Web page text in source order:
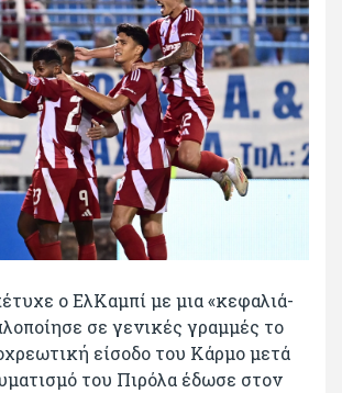
ο ΕλΚαμπί με μια «κεφαλιά-
σε γενικές γραμμές το
είσοδο του Κάρμο μετά
του Πιρόλα έδωσε στον